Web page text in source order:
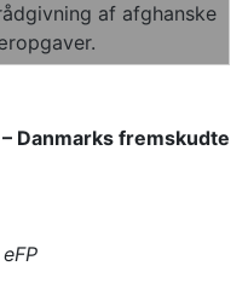
af afghanske
Danmarks fremskudte